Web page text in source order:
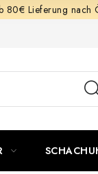
80€ Lieferung nach